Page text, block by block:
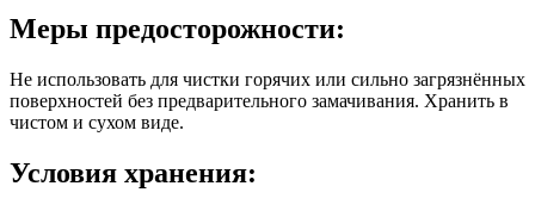
Меры предосторожности:
Не использовать для чистки горячих или сильно загрязнённых
поверхностей без предварительного замачивания. Хранить в
чистом и сухом виде.
Условия хранения: